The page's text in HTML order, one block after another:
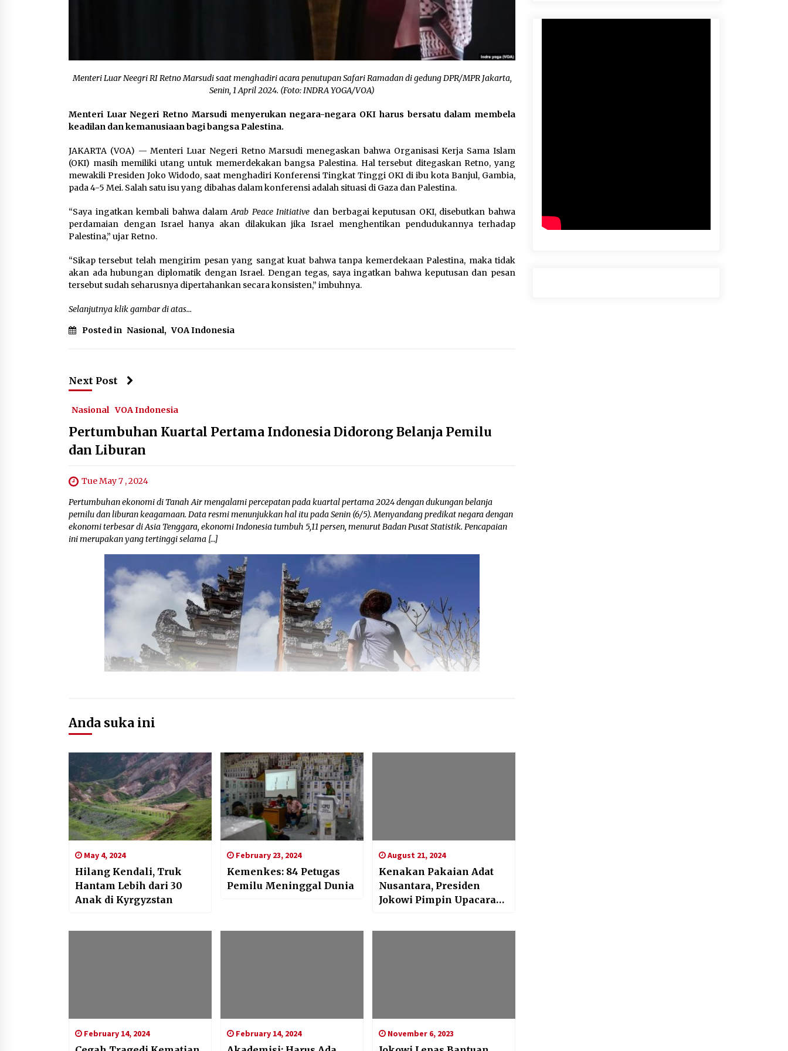
Menteri Luar Neegri RI Retno Marsudi saat menghadiri acara penutupan Safari Ramadan di gedung DPR/MPR Jakarta,
Senin, 1 April 2024. (Foto: INDRA YOGA/VOA)
Menteri Luar Negeri Retno Marsudi menyerukan negara-negara OKI harus bersatu dalam membela
keadilan dan kemanusiaan bagi bangsa Palestina.
JAKARTA (VOA) — Menteri Luar Negeri Retno Marsudi menegaskan bahwa Organisasi Kerja Sama Islam
(OKI) masih memiliki utang untuk memerdekakan bangsa Palestina. Hal tersebut ditegaskan Retno, yang
mewakili Presiden Joko Widodo, saat menghadiri Konferensi Tingkat Tinggi OKI di ibu kota Banjul, Gambia,
pada 4-5 Mei. Salah satu isu yang dibahas dalam konferensi adalah situasi di Gaza dan Palestina.
“Saya ingatkan kembali bahwa dalamArab Peace Initiative dan berbagai keputusan OKI, disebutkan bahwa
perdamaian dengan Israel hanya akan dilakukan jika Israel menghentikan pendudukannya terhadap
Palestina,” ujar Retno.
“Sikap tersebut telah mengirim pesan yang sangat kuat bahwa tanpa kemerdekaan Palestina, maka tidak
akan ada hubungan diplomatik dengan Israel. Dengan tegas, saya ingatkan bahwa keputusan dan pesan
tersebut sudah seharusnya dipertahankan secara konsisten,” imbuhnya.
Selanjutnya klik gambar di atas…
Posted in Nasional, VOA Indonesia
Next Post
Nasional VOA Indonesia
Pertumbuhan Kuartal Pertama Indonesia Didorong Belanja Pemilu
dan Liburan
Tue May 7 , 2024
Pertumbuhan ekonomi di Tanah Air mengalami percepatan pada kuartal pertama 2024 dengan dukungan belanja
pemilu dan liburan keagamaan. Data resmi menunjukkan hal itu pada Senin (6/5). Menyandang predikat negara dengan
ekonomi terbesar di Asia Tenggara, ekonomi Indonesia tumbuh 5,11 persen, menurut Badan Pusat Statistik. Pencapaian
ini merupakan yang tertinggi selama […]
Anda suka ini
May 4, 2024
Hilang Kendali, Truk
Hantam Lebih dari 30
Anak di Kyrgyzstan
February 23, 2024
Kemenkes: 84 Petugas
Pemilu Meninggal Dunia
August 21, 2024
Kenakan Pakaian Adat
Nusantara, Presiden
Jokowi Pimpin Upacara
February 14, 2024 February 14, 2024 November 6, 2023